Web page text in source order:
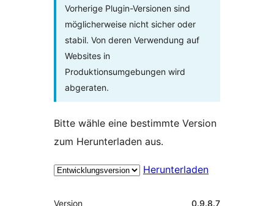
Vorherige Plugin-Versionen sind
möglicherweise nicht sicher oder
stabil. Von deren Verwendung auf
Websites in
Produktionsumgebungen wird
abgeraten.
Bitte wähle eine bestimmte Version
zum Herunterladen aus.
Herunterladen
Meta
Version 0.9.8.7